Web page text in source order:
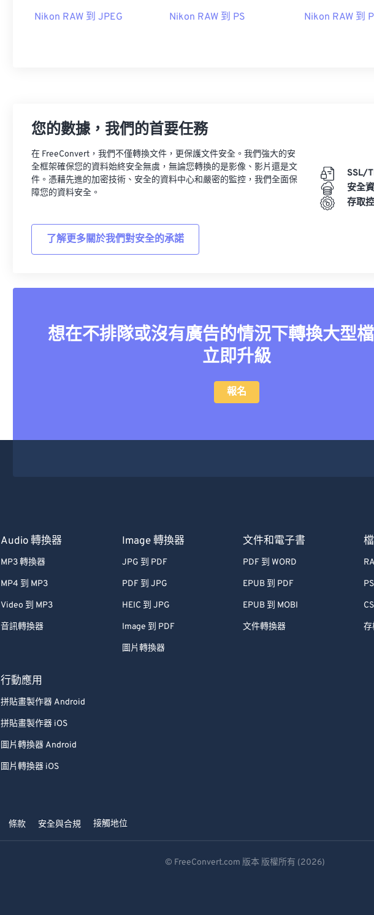
Nikon RAW 到 JPEG Nikon RAW 到 PS Nikon RAW 到
您的數據，我們的首要任務
在 FreeConvert，我們不僅轉換文件，更保護文件安全。我們強大的安
全框架確保您的資料始終安全無虞，無論您轉換的是影像、影片還是文
件。憑藉先進的加密技術、安全的資料中心和嚴密的監控，我們全面保
障您的資料安全。
了解更多關於我們對安全的承諾
SSL/
安全
存取
想在不排隊或沒有廣告的情況下轉換大型
立即升級
報名
Audio 轉換器
MP3 轉換器
MP4 到 MP3
Video 到 MP3
音訊轉換器
Image 轉換器
JPG 到 PDF
PDF 到 JPG
HEIC 到 JPG
Image 到 PDF
圖片轉換器
文件和電子書
PDF 到 WORD
EPUB 到 PDF
EPUB 到 MOBI
文件轉換器 存
行動應用
拼貼畫製作器 Android
拼貼畫製作器 iOS
圖片轉換器 Android
圖片轉換器 iOS
條款 安全與合規 接觸地位
© FreeConvert.com 版本 版權所有 (2026)